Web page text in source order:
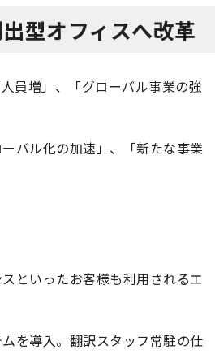
型オフィスへ改革
員増」、「グローバル事業の強
バル化の加速」、「新たな事業
といったお客様も利用されるエ
を導入。翻訳スタッフ常駐の仕